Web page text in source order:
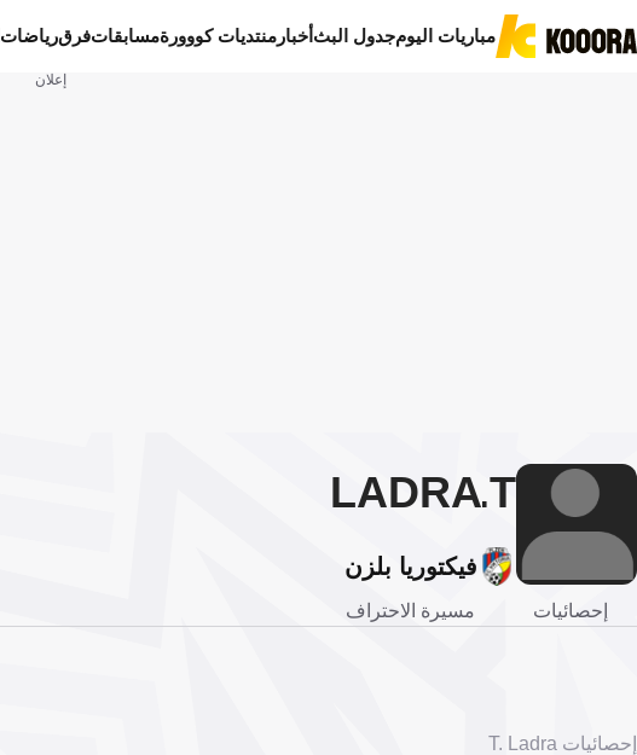
مباريات اليومجدول البثأخبار منتديات كووورةمسابقاتفرقرياضات
إعلان
T.
LADRA
فيكتوريا بلزن
إحصائيات مسيرة الاحتراف
إحصائيات T. Ladra